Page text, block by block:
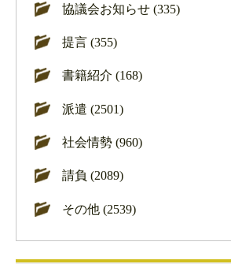
協議会お知らせ (335)
提言 (355)
書籍紹介 (168)
派遣 (2501)
社会情勢 (960)
請負 (2089)
その他 (2539)